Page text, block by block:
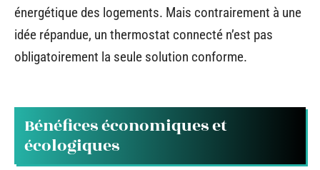
énergétique des logements. Mais contrairement à une
idée répandue, un thermostat connecté n’est pas
obligatoirement la seule solution conforme.
Bénéfices économiques et
écologiques